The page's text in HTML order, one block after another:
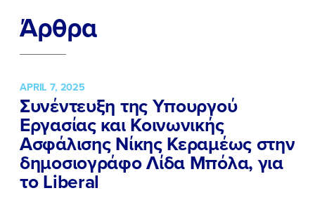
ΝΕΑ
ΕΛΑ ΚΙ ΕΣΥ
FB IN TW YT LN VB TIKTOK
Άρθρα
APRIL 7, 2025
Συνέντευξη της Υπουργού
Εργασίας και Κοινωνικής
Ασφάλισης Νίκης Κεραμέως στην
δημοσιογράφο Λίδα Μπόλα, για
το Liberal